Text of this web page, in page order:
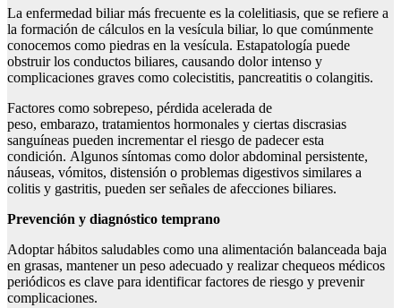
La enfermedad biliar más frecuente es la colelitiasis, que se refiere a
la formación de cálculos en la vesícula biliar, lo que comúnmente
conocemos como piedras en la vesícula. Estapatología puede
obstruir los conductos biliares, causando dolor intenso y
complicaciones graves como colecistitis, pancreatitis o colangitis.
Factores como sobrepeso, pérdida acelerada de
peso, embarazo, tratamientos hormonales y ciertas discrasias
sanguíneas pueden incrementar el riesgo de padecer esta
condición. Algunos síntomas como dolor abdominal persistente,
náuseas, vómitos, distensión o problemas digestivos similares a
colitis y gastritis, pueden ser señales de afecciones biliares.
Prevención y diagnóstico temprano
Adoptar hábitos saludables como una alimentación balanceada baja
en grasas, mantener un peso adecuado y realizar chequeos médicos
periódicos es clave para identificar factores de riesgo y prevenir
complicaciones.